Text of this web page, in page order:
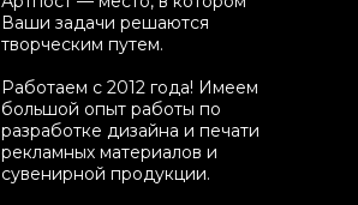
Ваши задачи решаются
творческим путем.
Работаем с 2012 года! Имеем
большой опыт работы по
разработке дизайна и печати
рекламных материалов и
сувенирной продукции.